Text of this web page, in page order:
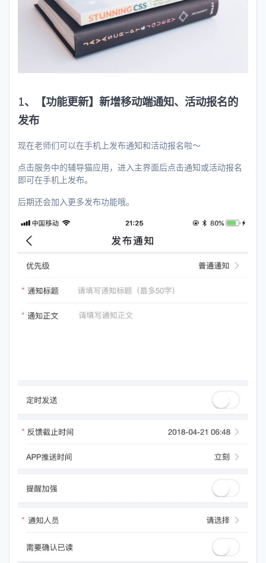
1、【功能更新】新增移动端通知、活动报名的
发布
现在老师们可以在手机上发布通知和活动报名啦～
点击服务中的辅导猫应用，进入主界面后点击通知或活动报名
即可在手机上发布。
后期还会加入更多发布功能哦。